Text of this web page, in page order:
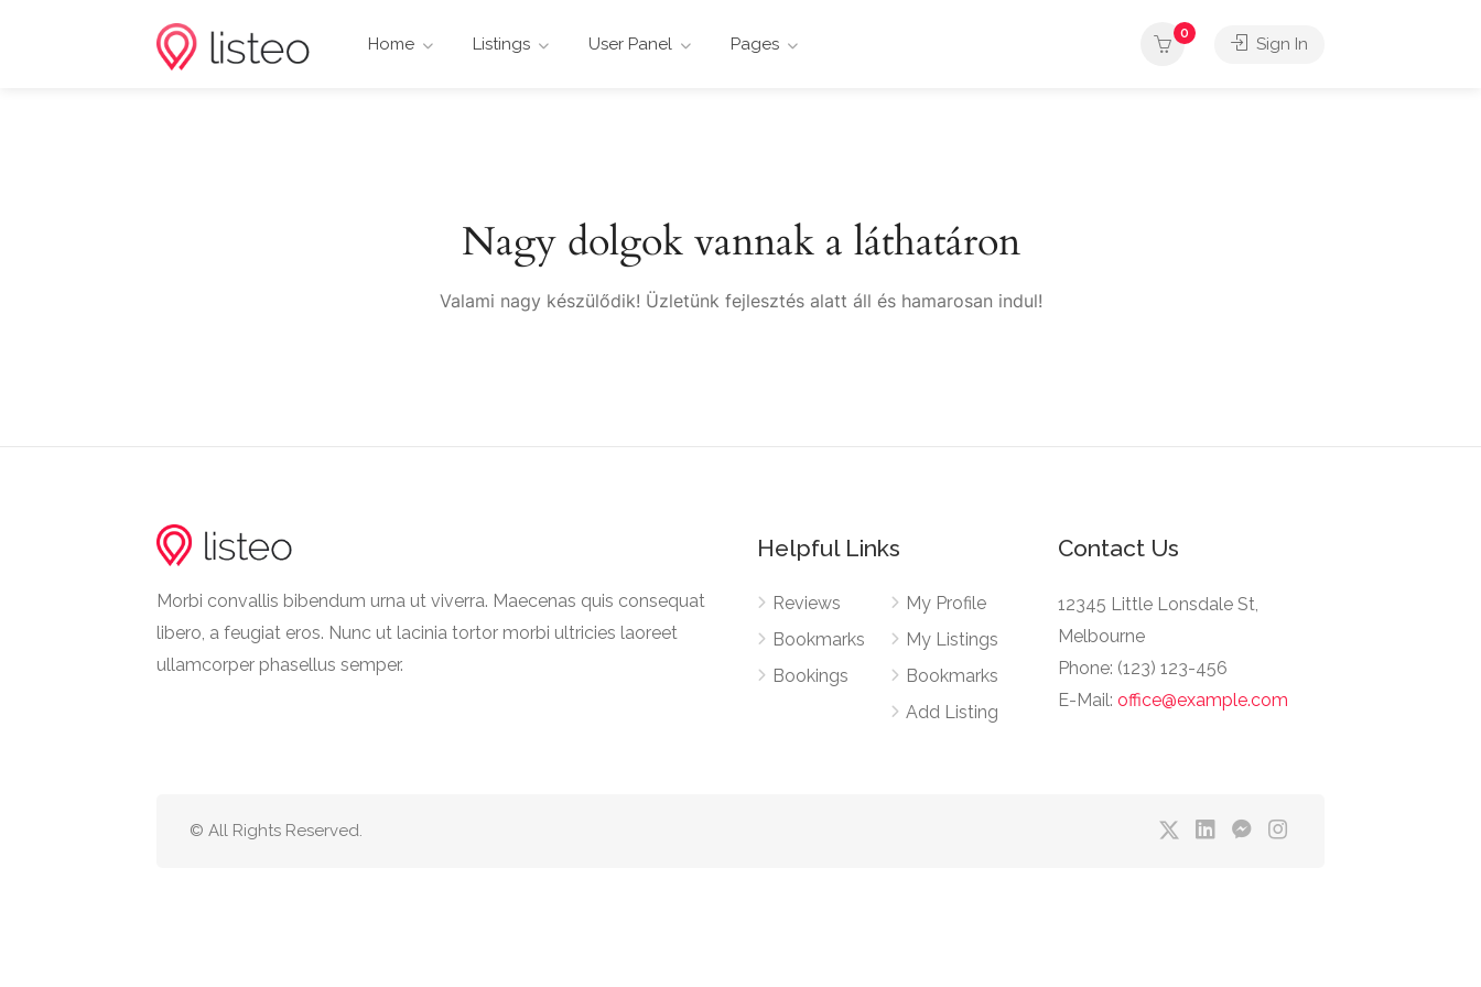
Home Listings User Panel Pages
0
Sign In
Nagy dolgok vannak a láthatáron
Valami nagy készülődik! Üzletünk fejlesztés alatt áll és hamarosan indul!
Morbi convallis bibendum urna ut viverra. Maecenas quis consequat
libero, a feugiat eros. Nunc ut lacinia tortor morbi ultricies laoreet
ullamcorper phasellus semper.
Helpful Links
Reviews
Bookmarks
Bookings
My Profile
My Listings
Bookmarks
Add Listing
Contact Us
12345 Little Lonsdale St,
Melbourne
Phone: (123) 123-456
E-Mail: office@example.com
© All Rights Reserved.